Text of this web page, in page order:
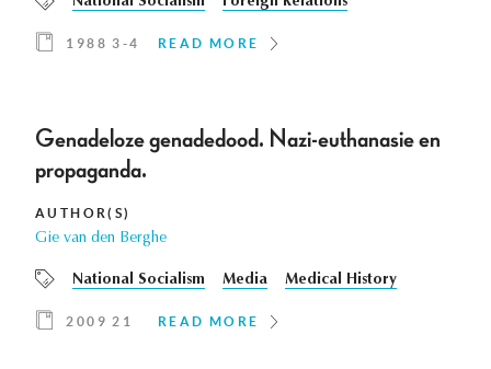
1988 3-4 READ MORE
Genadeloze genadedood. Nazi-euthanasie en
propaganda.
AUTHOR(S)
Gie van den Berghe
National Socialism Media Medical History
2009 21 READ MORE